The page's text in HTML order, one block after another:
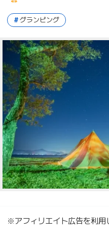
グランピング
※アフィリエイト広告を利用